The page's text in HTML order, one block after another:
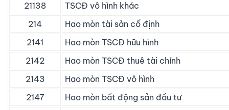
21138
TSCĐ vô hình khác
214
Hao mòn tài sản cố định
2141
Hao mòn TSCĐ hữu hình
2142
Hao mòn TSCĐ thuê tài chính
2143
Hao mòn TSCĐ vô hình
2147
Hao mòn bất động sản đầu tư